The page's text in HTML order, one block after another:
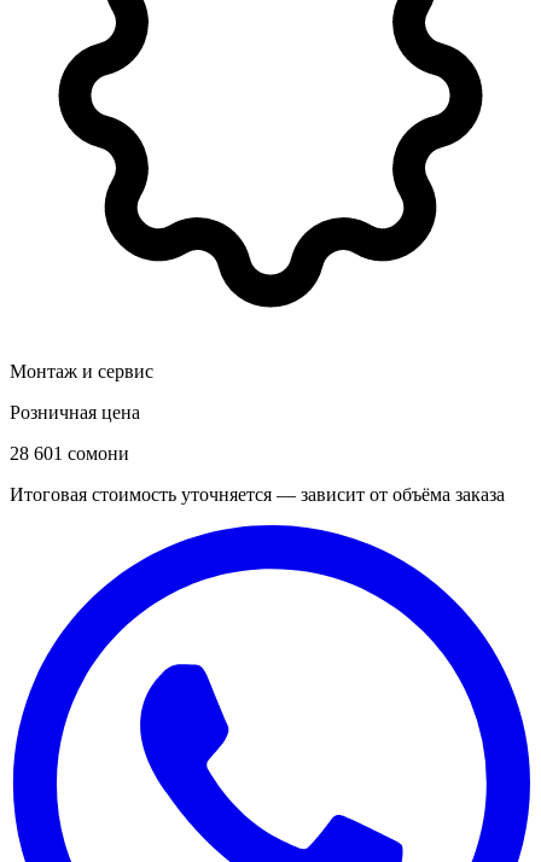
Монтаж и сервис
Розничная цена
28 601 сомони
Итоговая стоимость уточняется — зависит от объёма заказа